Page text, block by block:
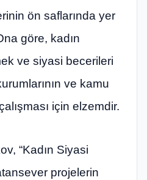
ön saflarında yer
göre, kadın
ve siyasi becerileri
ve kamu
için elzemdir.
“Kadın Siyasi
projelerin